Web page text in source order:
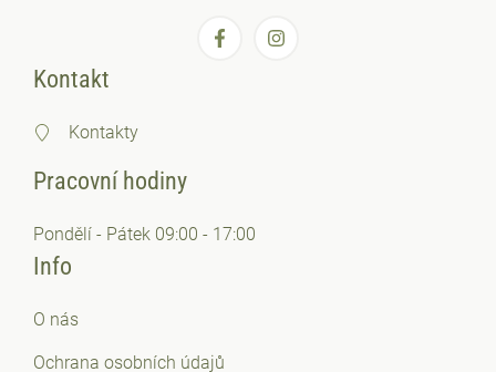
Kontakt
Kontakty
Pracovní hodiny
Pondělí - Pátek 09:00 - 17:00
Info
O nás
Ochrana osobních údajů